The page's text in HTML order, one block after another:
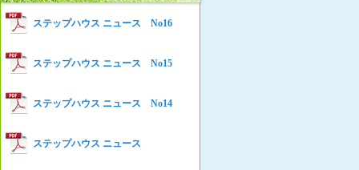
Women’s Shelter HELP News No75
Women’s Shelter HELP News
女性の家HELP ネットワークニュー
ス No.92
女性の家HELP ネットワークニュー
ス No.91
女性の家HELP ネットワークニュー
ス No.90
女性の家HELP ネットワークニュー
ス No.89
ステップハウス ニュース No16
ステップハウス ニュース No15
ステップハウス ニュース No14
ステップハウス ニュース